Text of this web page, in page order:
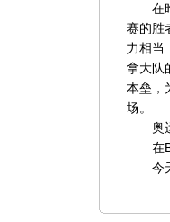
在昨
赛的胜
力相当
拿大队
本垒，
场。
奥运
在B
今天